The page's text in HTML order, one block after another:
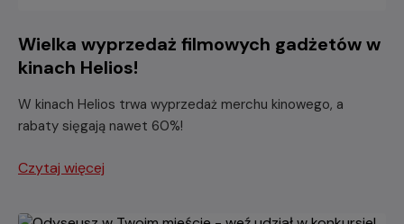
Wielka wyprzedaż filmowych gadżetów w
kinach Helios!
W kinach Helios trwa wyprzedaż merchu kinowego, a
rabaty sięgają nawet 60%!
Czytaj więcej